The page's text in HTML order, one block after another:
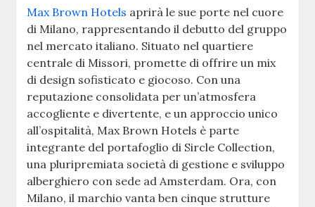
Max Brown Hotels aprirà le sue porte nel cuore
di Milano, rappresentando il debutto del gruppo
nel mercato italiano. Situato nel quartiere
centrale di Missori, promette di offrire un mix
di design sofisticato e giocoso. Con una
reputazione consolidata per un’atmosfera
accogliente e divertente, e un approccio unico
all’ospitalità, Max Brown Hotels è parte
integrante del portafoglio di Sircle Collection,
una pluripremiata società di gestione e sviluppo
alberghiero con sede ad Amsterdam. Ora, con
Milano, il marchio vanta ben cinque strutture